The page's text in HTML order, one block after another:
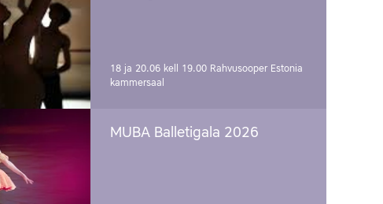
18 ja 20.06 kell 19.00 Rahvusooper Estonia
kammersaal
MUBA Balletigala 2026